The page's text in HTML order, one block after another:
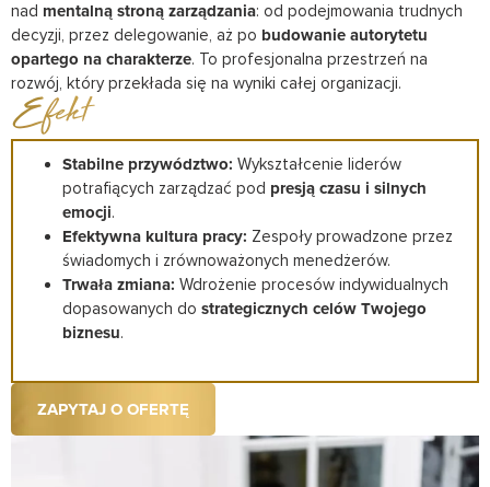
nad mentalną stroną zarządzania: od podejmowania trudnych
decyzji, przez delegowanie, aż po budowanie autorytetu
opartego na charakterze. To profesjonalna przestrzeń na
rozwój, który przekłada się na wyniki całej organizacji.
Efekt
Stabilne przywództwo: Wykształcenie liderów
potrafiących zarządzać pod presją czasu i silnych
emocji.
Efektywna kultura pracy: Zespoły prowadzone przez
świadomych i zrównoważonych menedżerów.
Trwała zmiana: Wdrożenie procesów indywidualnych
dopasowanych do strategicznych celów Twojego
biznesu.
ZAPYTAJ O OFERTĘ